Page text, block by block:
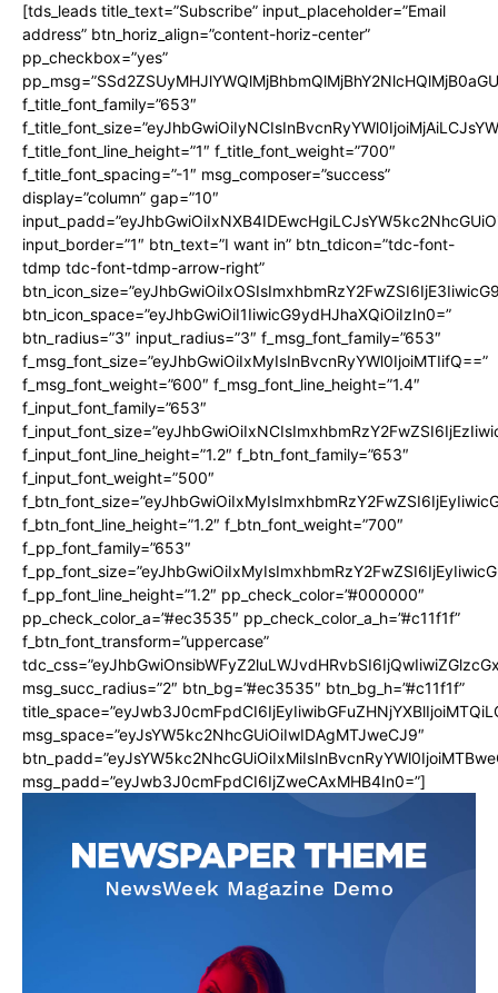
[tds_leads title_text=”Subscribe” input_placeholder=”Email
address” btn_horiz_align=”content-horiz-center”
pp_checkbox=”yes”
f_title_font_family=”653″
f_title_font_line_height=”1″ f_title_font_weight=”700″
f_title_font_spacing=”-1″ msg_composer=”success”
display=”column” gap=”10″
input_border=”1″ btn_text=”I want in” btn_tdicon=”tdc-font-
tdmp tdc-font-tdmp-arrow-right”
btn_icon_space=”eyJhbGwiOiI1IiwicG9ydHJhaXQiOiIzIn0=”
btn_radius=”3″ input_radius=”3″ f_msg_font_family=”653″
f_msg_font_size=”eyJhbGwiOiIxMyIsInBvcnRyYWl0IjoiMTIifQ==”
f_msg_font_weight=”600″ f_msg_font_line_height=”1.4″
f_input_font_family=”653″
f_input_font_line_height=”1.2″ f_btn_font_family=”653″
f_input_font_weight=”500″
f_btn_font_line_height=”1.2″ f_btn_font_weight=”700″
f_pp_font_family=”653″
f_pp_font_line_height=”1.2″ pp_check_color=”#000000″
pp_check_color_a=”#ec3535″ pp_check_color_a_h=”#c11f1f”
f_btn_font_transform=”uppercase”
msg_succ_radius=”2″ btn_bg=”#ec3535″ btn_bg_h=”#c11f1f”
msg_space=”eyJsYW5kc2NhcGUiOiIwIDAgMTJweCJ9″
msg_padd=”eyJwb3J0cmFpdCI6IjZweCAxMHB4In0=”]